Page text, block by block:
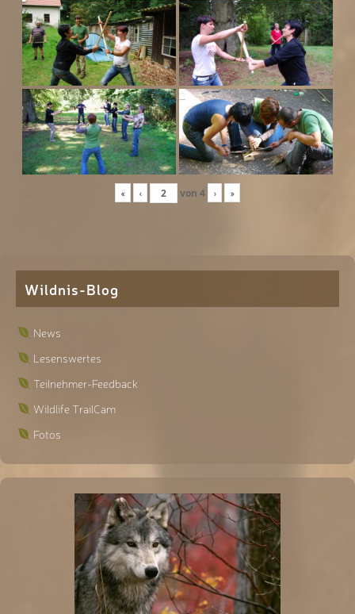
« ‹ von 4 › »
Wildnis-Blog
News
Lesenswertes
Teilnehmer-Feedback
Wildlife TrailCam
Fotos